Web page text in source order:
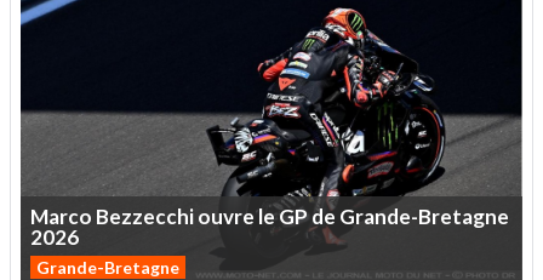
Marco Bezzecchiouvre leGPde Grande-Bretagne
2026
Grande-Bretagne